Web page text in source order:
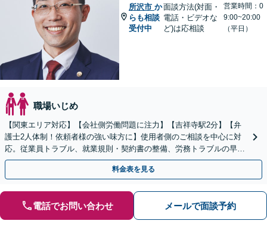
所沢市 か
らも相談
受付中
面談方法(対面・
電話・ビデオな
ど)は応相談
営業時間：0
9:00~20:00
（平日）
職場いじめ
【関東エリア対応】【会社側労働問題に注力】【吉祥寺駅2分】【弁
護士2人体制！依頼者様の強い味方に】使用者側のご相談を中心に対
応。従業員トラブル、就業規則・契約書の整備、労務トラブルの早期
解決・防止に努めます。
料金表を見る
電話でお問い合わせ メールで面談予約